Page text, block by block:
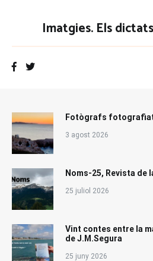
Imatgies. Els
Fotògrafs
3 agost 2026
Noms-25, Revista de
25 juliol 2026
Vint contes entre la
de J.M.Segura
25 juny 2026